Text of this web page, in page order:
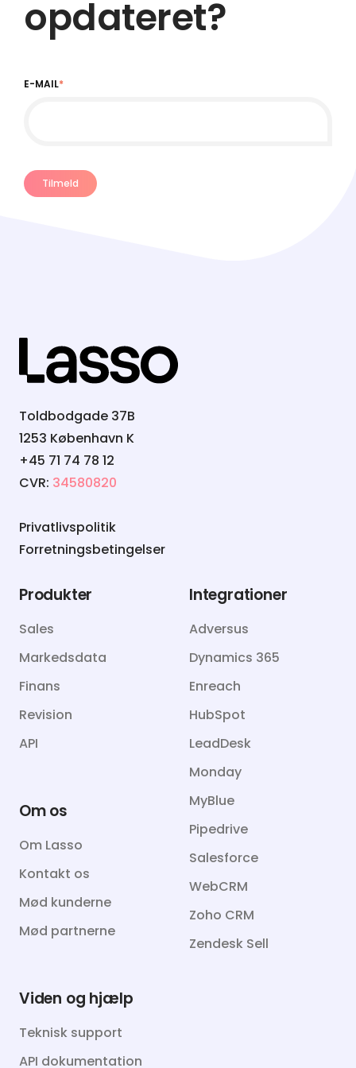
opdateret?
E-MAIL*
Toldbodgade 37B
1253 København K
+45 71 74 78 12
CVR: 34580820
Privatlivspolitik
Forretningsbetingelser
Produkter
Sales
Markedsdata
Finans
Revision
API
Integrationer
Adversus
Dynamics 365
Enreach
HubSpot
LeadDesk
Monday
MyBlue
Pipedrive
Salesforce
WebCRM
Zoho CRM
Zendesk Sell
Om os
Om Lasso
Kontakt os
Mød kunderne
Mød partnerne
Viden og hjælp
Teknisk support
API dokumentation